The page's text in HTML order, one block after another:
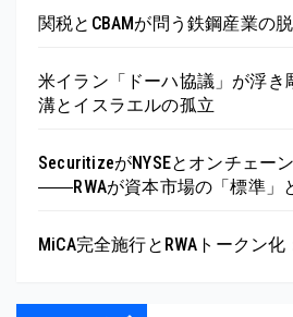
り
関税とCBAMが問う鉄鋼産業の
米イラン「ドーハ協議」が浮き
溝とイスラエルの孤立
SecuritizeがNYSEとオンチェー
――RWAが資本市場の「標準」
MiCA完全施行とRWAトークン